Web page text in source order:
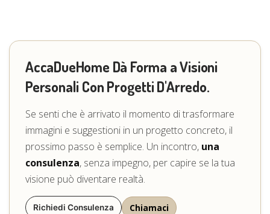
AccaDueHome Dà Forma a Visioni
Personali Con Progetti D'Arredo.
Se senti che è arrivato il momento di trasformare
immagini e suggestioni in un progetto concreto, il
prossimo passo è semplice. Un incontro, una
consulenza, senza impegno, per capire se la tua
visione può diventare realtà.
Richiedi Consulenza Chiamaci